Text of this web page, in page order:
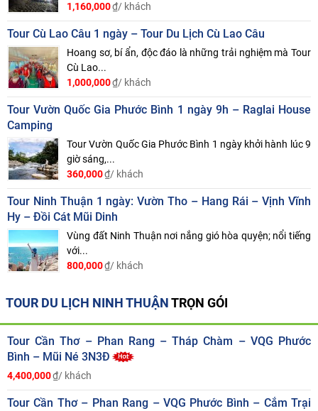
1,160,000₫/ khách
Tour Cù Lao Câu 1 ngày – Tour Du Lịch Cù Lao Câu
Hoang sơ, bí ẩn, độc đáo là những trải nghiệm mà Tour
Cù Lao...
1,000,000₫/ khách
Tour Vườn Quốc Gia Phước Bình 1 ngày 9h – Raglai House
Camping
Tour Vườn Quốc Gia Phước Bình 1 ngày khởi hành lúc 9
giờ sáng,...
360,000₫/ khách
Tour Ninh Thuận 1 ngày: Vườn Tho – Hang Rái – Vịnh Vĩnh
Hy – Đồi Cát Mũi Dinh
Vùng đất Ninh Thuận nơi nắng gió hòa quyện; nổi tiếng
với...
800,000₫/ khách
TOUR DU LỊCH NINH THUẬNTRỌN GÓI
Tour Cần Thơ – Phan Rang – Tháp Chàm – VQG Phước
Bình – Mũi Né 3N3Đ
4,400,000₫/ khách
Tour Cần Thơ – Phan Rang – VQG Phước Bình – Cắm Trại